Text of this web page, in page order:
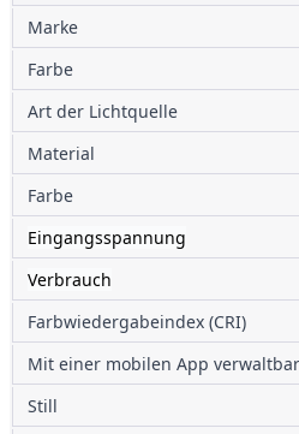
Marke
Farbe
Art der Lichtquelle
Material
Farbe
Eingangsspannung
Verbrauch
Farbwiedergabeindex (CRI)
Mit einer mobilen App verwaltbar
Still